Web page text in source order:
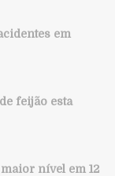
em
feijão esta
maior nível em 12